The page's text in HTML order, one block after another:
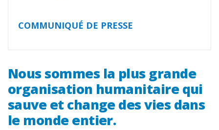
COMMUNIQUÉ DE PRESSE
Nous sommes la plus grande
organisation humanitaire qui
sauve et change des vies dans
le monde entier.